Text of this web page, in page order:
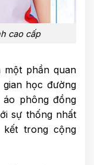
cao cấp
phần quan
học đường
áo phông đồng
sự thống nhất
trong cộng